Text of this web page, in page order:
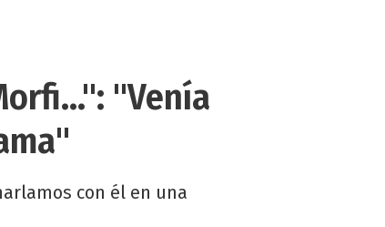
"Venía
con él en una